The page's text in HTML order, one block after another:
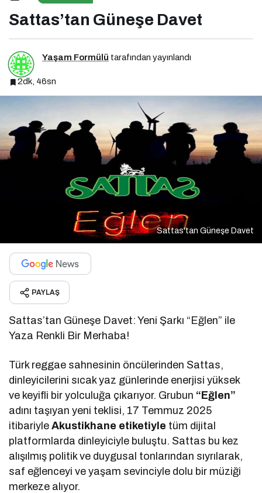
Sattas’tan Güneşe Davet
Yaşam Formülü tarafından yayınlandı
2dk, 46sn
Sattas'tan Güneşe Davet
PAYLAŞ
Sattas’tan Güneşe Davet: Yeni Şarkı “Eğlen” ile
Yaza Renkli Bir Merhaba!
Türk reggae sahnesinin öncülerinden Sattas,
dinleyicilerini sıcak yaz günlerinde enerjisi yüksek
ve keyifli bir yolculuğa çıkarıyor. Grubun “Eğlen”
adını taşıyan yeni teklisi, 17 Temmuz 2025
itibariyleAkustikhane etiketiyle tüm dijital
platformlarda dinleyiciyle buluştu. Sattas bu kez
alışılmış politik ve duygusal tonlarından sıyrılarak,
saf eğlenceyi ve yaşam sevinciyle dolu bir müziği
merkeze alıyor.